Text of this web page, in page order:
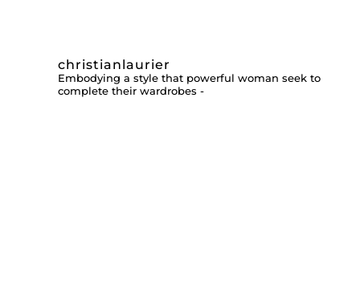
christianlaurier
Embodying a style that powerful woman seek to
complete their wardrobes -